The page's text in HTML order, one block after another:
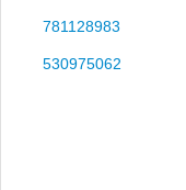
781128983
530975062